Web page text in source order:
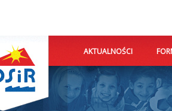
AKTUALNOŚCI